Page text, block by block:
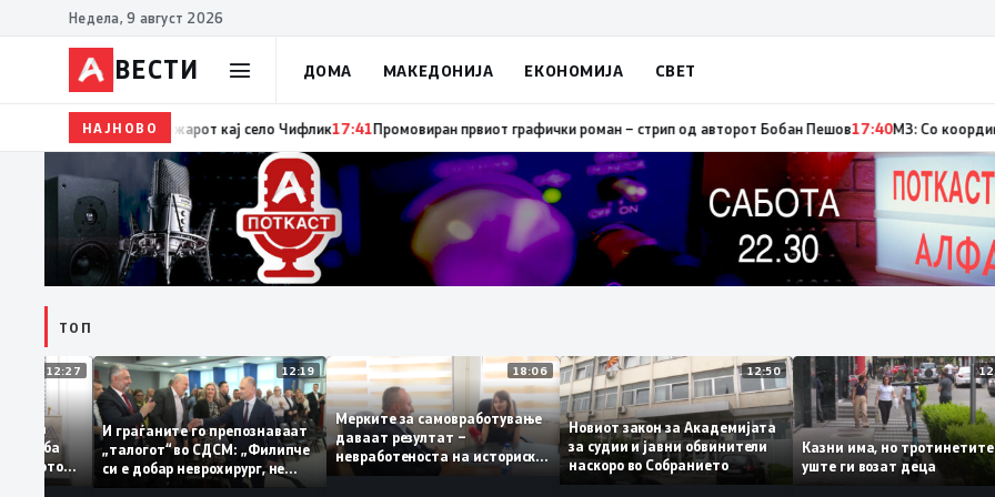
Недела, 9 август 2026
ВЕСТИ ДОМА МАКЕДОНИЈА ЕКОНОМИЈА СВЕТ
НАЈНОВО
17:42 ЦУК: До 18 часот 11 пожари на отворен простор, од кои три се активни – изгаснат пожарот кај село Чифлик17:41
ТОП
12:27
За
треба
домашното
12:19
И граѓаните го препознаваат
„талогот“ во СДСМ: „Филипче
си е добар неврохирург, не
треба се занимава со
18:06
Мерките за самовработување
даваат резултат –
невработеноста на историски
најниско ниво од 11,3%
12:50
Новиот закон за Академијата
за судии и јавни обвинители
наскоро во Собранието
Казни има, но
уште ги возат деца